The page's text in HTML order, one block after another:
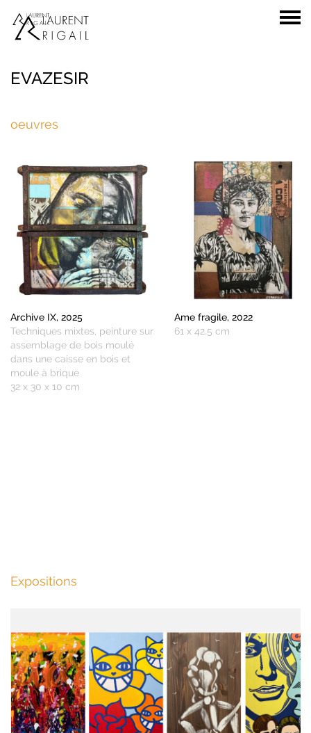
EVAZESIR
oeuvres
Archive IX, 2025
Techniques mixtes, peinture sur
assemblage de bois moulé
dans une caisse en bois et
moule à brique
32 x 30 x 10 cm
Ame fragile, 2022
61 x 42.5 cm
Expositions